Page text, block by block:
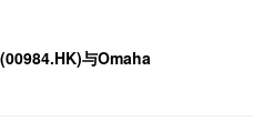
与Omaha